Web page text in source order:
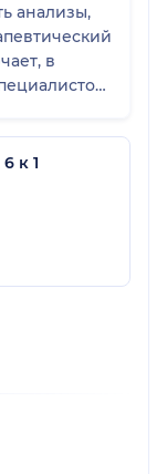
анализы,
в
и
к 1